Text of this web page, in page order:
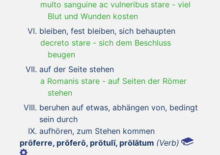
multo sanguine ac vulneribus stare - viel
Blut und Wunden kosten
bleiben, fest bleiben, sich behaupten
decreto stare - sich dem Beschluss
beugen
auf der Seite stehen
a Romanis stare - auf Seiten der Römer
stehen
beruhen auf etwas, abhängen von, bedingt
sein durch
aufhören, zum Stehen kommen
prōferre, prōferō, prōtulī, prōlātum (Verb)